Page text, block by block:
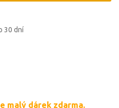
30 dní
malý dárek zdarma.